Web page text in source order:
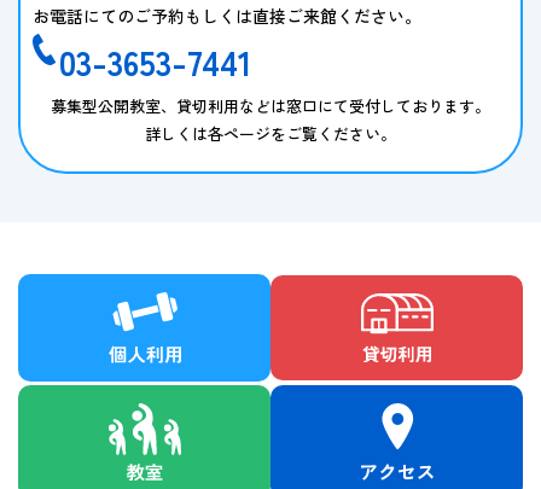
お電話にてのご予約もしくは直接ご来館ください。
03-3653-7441
募集型公開教室、貸切利用などは窓口にて受付しております。
詳しくは各ページをご覧ください。